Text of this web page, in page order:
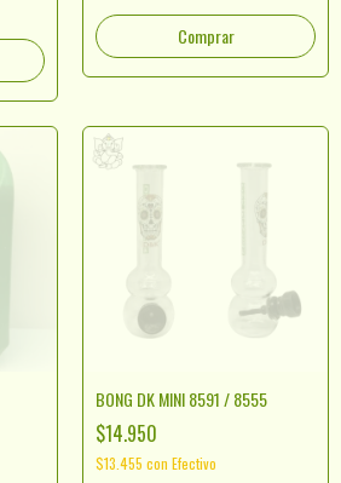
BONG DK MINI 8591 / 8555
$14.950
$13.455 con Efectivo